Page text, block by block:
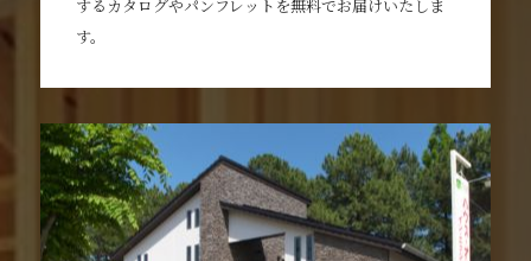
するカタログやパンフレットを無料でお届けいたしま
す。